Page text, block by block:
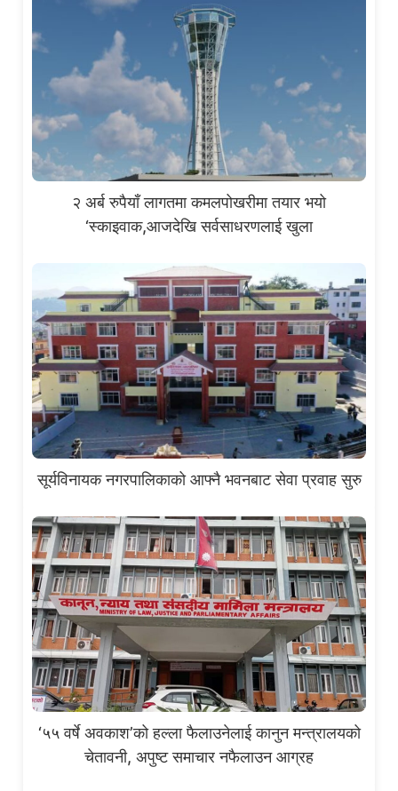
२ अर्ब रुपैयाँ लागतमा कमलपोखरीमा तयार भयो
‘स्काइवाक,आजदेखि सर्वसाधरणलाई खुला
सूर्यविनायक नगरपालिकाको आफ्नै भवनबाट सेवा प्रवाह सुरु
‘५५ वर्षे अवकाश’को हल्ला फैलाउनेलाई कानुन मन्त्रालयको
चेतावनी, अपुष्ट समाचार नफैलाउन आग्रह